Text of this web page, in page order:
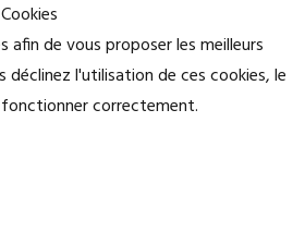
afin de vous proposer les meilleurs
déclinez l'utilisation de ces cookies, le
correctement.